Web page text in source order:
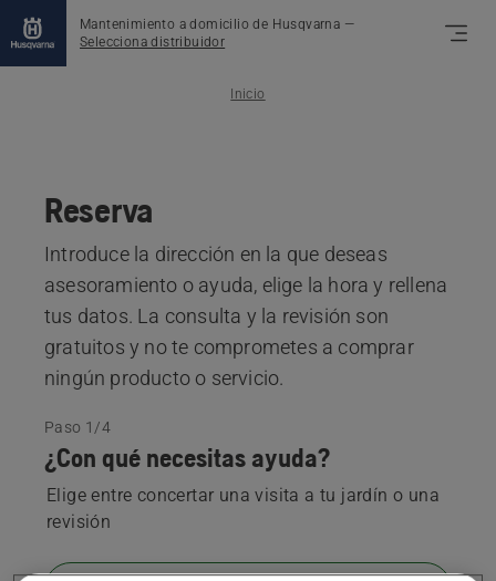
Mantenimiento a domicilio de Husqvarna —
Selecciona distribuidor
Inicio
Reserva
Introduce la dirección en la que deseas
asesoramiento o ayuda, elige la hora y rellena
tus datos. La consulta y la revisión son
gratuitos y no te comprometes a comprar
ningún producto o servicio.
Paso 1/4
¿Con qué necesitas ayuda?
Elige entre concertar una visita a tu jardín o una
revisión